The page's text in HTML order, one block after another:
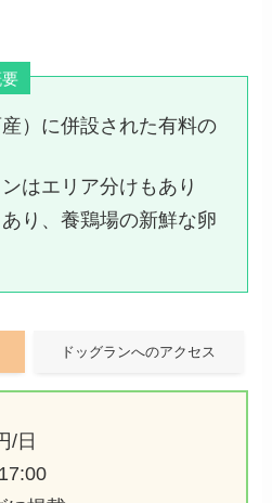
）に併設された有料の
はエリア分けもあり
り、養鶏場の新鮮な卵
ドッグランへのアクセス
/日